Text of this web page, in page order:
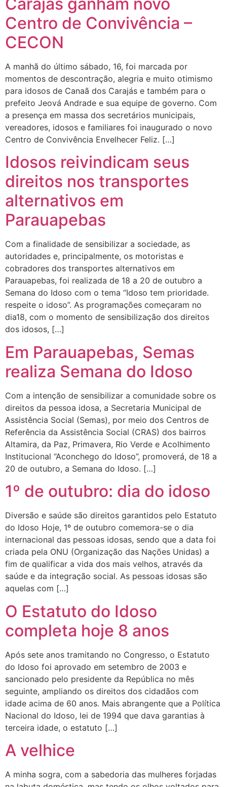
Centro de Convivência –
CECON
A manhã do último sábado, 16, foi marcada por
momentos de descontração, alegria e muito otimismo
para idosos de Canaã dos Carajás e também para o
prefeito Jeová Andrade e sua equipe de governo. Com
a presença em massa dos secretários municipais,
vereadores, idosos e familiares foi inaugurado o novo
Centro de Convivência Envelhecer Feliz. […]
Idosos reivindicam seus
direitos nos transportes
alternativos em
Parauapebas
Com a finalidade de sensibilizar a sociedade, as
autoridades e, principalmente, os motoristas e
cobradores dos transportes alternativos em
Parauapebas, foi realizada de 18 a 20 de outubro a
Semana do Idoso com o tema “Idoso tem prioridade.
respeite o idoso”. As programações começaram no
dia18, com o momento de sensibilização dos direitos
dos idosos, […]
Em Parauapebas, Semas
realiza Semana do Idoso
Com a intenção de sensibilizar a comunidade sobre os
direitos da pessoa idosa, a Secretaria Municipal de
Assistência Social (Semas), por meio dos Centros de
Referência da Assistência Social (CRAS) dos bairros
Altamira, da Paz, Primavera, Rio Verde e Acolhimento
Institucional “Aconchego do Idoso”, promoverá, de 18 a
20 de outubro, a Semana do Idoso. […]
1º de outubro: dia do idoso
Diversão e saúde são direitos garantidos pelo Estatuto
do Idoso Hoje, 1º de outubro comemora-se o dia
internacional das pessoas idosas, sendo que a data foi
criada pela ONU (Organização das Nações Unidas) a
fim de qualificar a vida dos mais velhos, através da
saúde e da integração social. As pessoas idosas são
aquelas com […]
O Estatuto do Idoso
completa hoje 8 anos
Após sete anos tramitando no Congresso, o Estatuto
do Idoso foi aprovado em setembro de 2003 e
sancionado pelo presidente da República no mês
seguinte, ampliando os direitos dos cidadãos com
idade acima de 60 anos. Mais abrangente que a Política
Nacional do Idoso, lei de 1994 que dava garantias à
terceira idade, o estatuto […]
A velhice
A minha sogra, com a sabedoria das mulheres forjadas